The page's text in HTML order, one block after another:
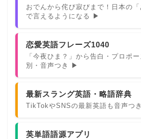
おでんから侘び寂びまで！日本の
で言えるようになる ▶
恋愛英語フレーズ1040
「今夜ひま？」から告白・プロポ
別・音声つき ▶
最新スラング英語・略語辞典
TikTokやSNSの最新英語も音声つ
英単語語源アプリ